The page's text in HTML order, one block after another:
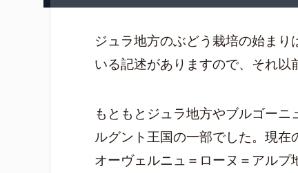
ジュラ地方のぶどう栽培の始ま
いる記述がありますので、それ以
もともとジュラ地方やブルゴー
ルグント王国の一部でした。現在
オーヴェルニュ＝ローヌ＝アル